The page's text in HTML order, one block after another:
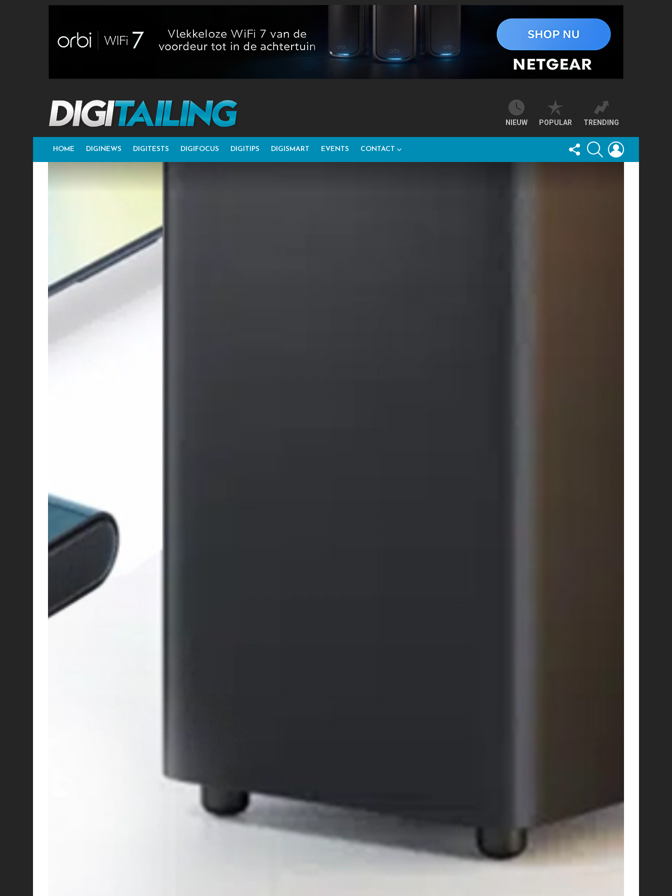
NIEUW POPULAR TRENDING
HOME DIGINEWS DIGITESTS DIGIFOCUS DIGITIPS DIGISMART EVENTS CONTACT
FOLLOW
US
SEARCH